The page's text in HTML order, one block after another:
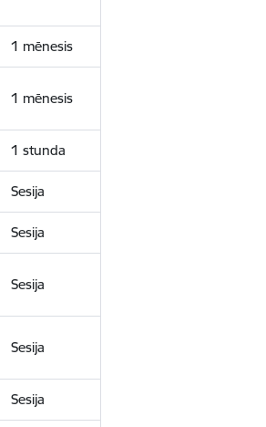
1 mēnesis
1 mēnesis
1 stunda
Sesija
Sesija
Sesija
Sesija
Sesija